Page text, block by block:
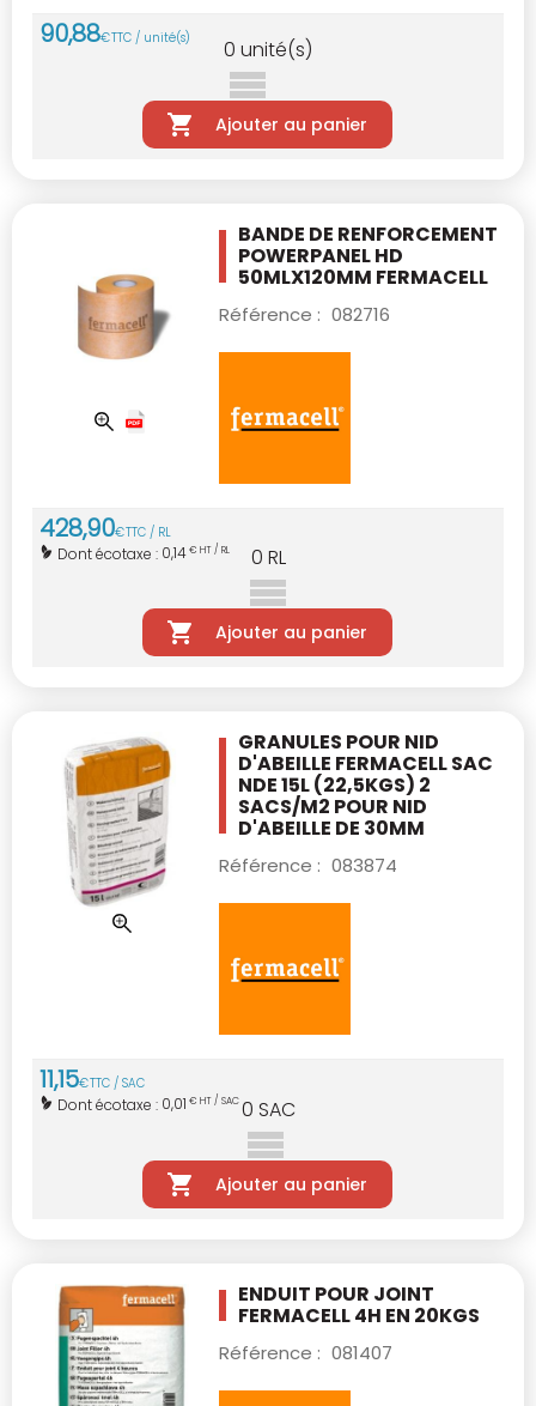
90,88€TTC / unité(s) 0 unité(s)
Ajouter au panier
BANDE DE RENFORCEMENT
POWERPANEL HD
50MLX120MM FERMACELL
Référence : 082716
428,90€TTC / RL
Dont écotaxe : 0,14€ HT / RL 0 RL
Ajouter au panier
GRANULES POUR NID
D'ABEILLE FERMACELLSAC
NDE 15L (22,5KGS) 2
SACS/M2 POUR NID
D'ABEILLE DE 30MM
Référence : 083874
11,15€TTC / SAC
Dont écotaxe : 0,01 € HT / SAC0 SAC
Ajouter au panier
ENDUIT POUR JOINT
FERMACELL 4H EN 20KGS
Référence : 081407